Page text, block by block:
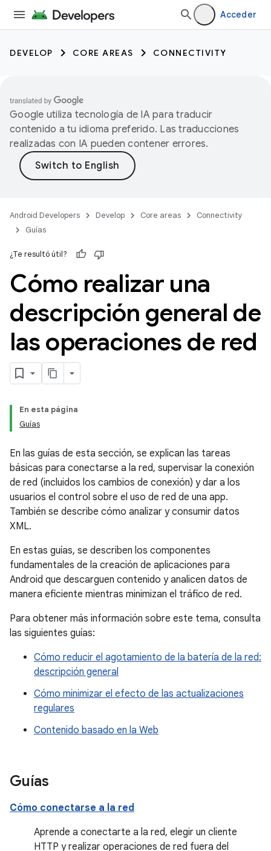
Acceder
DEVELOP CORE AREAS CONNECTIVITY
Google utiliza tecnología de IA para traducir
contenido a tu idioma preferido. Las traducciones
realizadas con IA pueden contener errores.
Android Developers Develop Core areas
Connectivity
Guías
¿Te resultó útil?
Cómo realizar una
descripción general de
las operaciones de red
En esta página
Guías
En las guías de esta sección, se explican las tareas
básicas para conectarse a la red, supervisar la conexión
de red (incluidos los cambios de conexión) y dar a los
usuarios el control sobre el uso de red de una app.
También se describe cómo analizar y consumir datos
XML.
En estas guías, se describen los componentes
fundamentales de la creación de aplicaciones para
Android que descarguen contenido y analicen datos de
manera eficiente mientras minimizan el tráfico de red.
Para obtener más información sobre este tema, consulta
las siguientes guías:
Cómo reducir el agotamiento de la batería de la red:
descripción general
Cómo minimizar el efecto de las actualizaciones
regulares
Contenido basado en la Web
Guías
Cómo conectarse a la red
Aprende a conectarte a la red, elegir un cliente
HTTP y realizar operaciones de red fuera del